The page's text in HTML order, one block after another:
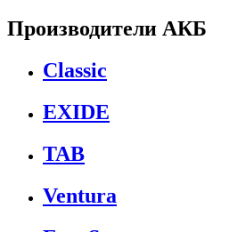
Производители АКБ
Classic
EXIDE
TAB
Ventura